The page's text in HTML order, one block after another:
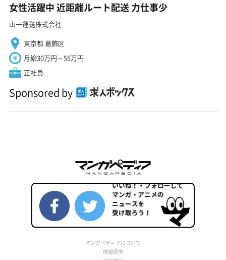
女性活躍中 近距離ルート配送 力仕事少
山一運送株式会社
東京都 葛飾区
月給30万円～55万円
正社員
Sponsored by
マンガペディアについて
情報提供